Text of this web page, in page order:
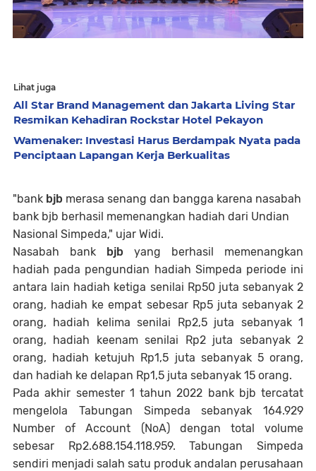
Lihat juga
All Star Brand Management dan Jakarta Living Star
Resmikan Kehadiran Rockstar Hotel Pekayon
Wamenaker: Investasi Harus Berdampak Nyata pada
Penciptaan Lapangan Kerja Berkualitas
"bank bjb merasa senang dan bangga karena nasabah
bank bjb berhasil memenangkan hadiah dari Undian
Nasional Simpeda," ujar Widi.
Nasabah bank bjb yang berhasil memenangkan
hadiah pada pengundian hadiah Simpeda periode ini
antara lain hadiah ketiga senilai Rp50 juta sebanyak 2
orang, hadiah ke empat sebesar Rp5 juta sebanyak 2
orang, hadiah kelima senilai Rp2,5 juta sebanyak 1
orang, hadiah keenam senilai Rp2 juta sebanyak 2
orang, hadiah ketujuh Rp1,5 juta sebanyak 5 orang,
dan hadiah ke delapan Rp1,5 juta sebanyak 15 orang.
Pada akhir semester 1 tahun 2022 bank bjb tercatat
mengelola Tabungan Simpeda sebanyak 164.929
Number of Account (NoA) dengan total volume
sebesar Rp2.688.154.118.959. Tabungan Simpeda
sendiri menjadi salah satu produk andalan perusahaan